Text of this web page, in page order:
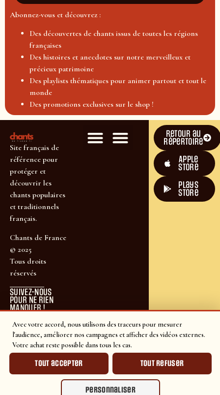
Avec votre accord, nous utilisons des traceurs pour mesurer
l'audience, améliorer nos campagnes et afficher des vidéos externes.
Votre achat reste possible dans tous les cas.
Tout accepter Tout refuser
Personnaliser
Abonnez-vous et découvrez :
Des découvertes de chants issus de toutes les régions
françaises
Des histoires et anecdotes sur notre merveilleux et
précieux patrimoine
Des playlists thématiques pour animer partout et tout le
monde
Des promotions exclusives sur le shop !
Site français de
référence pour
protéger et
découvrir les
chants populaires
et traditionnels
français.
Chants de France
© 2025
Tous droits
réservés
SUIVEZ-NOUS
POUR NE RIEN
MANQUER !
Retour au
répertoire
Apple
Store
plays
store